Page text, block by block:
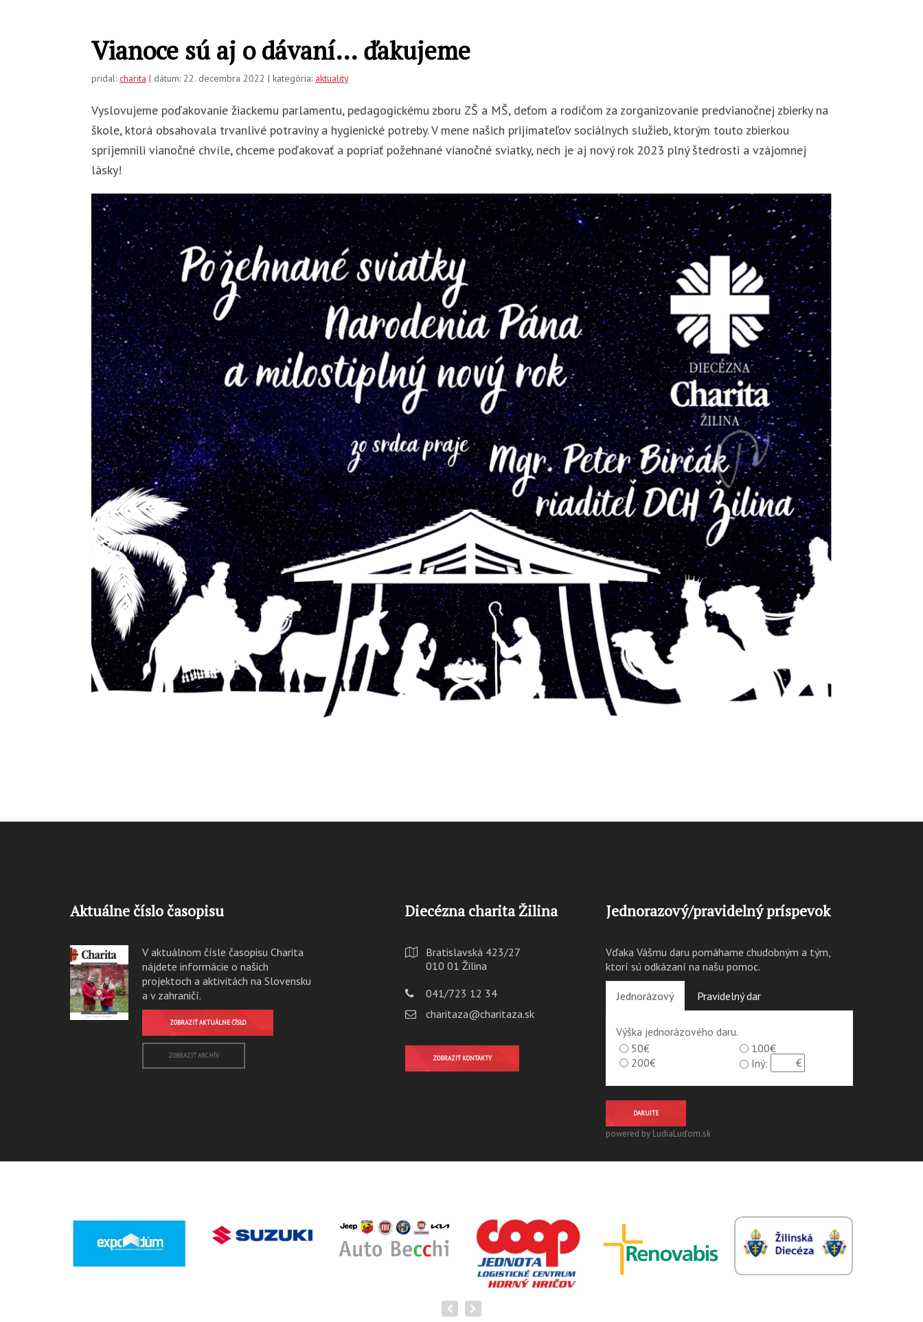
Vianoce sú aj o dávaní… ďakujeme
pridal: charita | dátum: 22. decembra 2022 | kategória: aktuality
Vyslovujeme poďakovanie žiackemu parlamentu, pedagogickému zboru ZŠ a MŠ, deťom a rodičom za zorganizovanie predvianočnej zbierky na
škole, ktorá obsahovala trvanlivé potraviny a hygienické potreby. V mene našich prijímateľov sociálnych služieb, ktorým touto zbierkou
spríjemnili vianočné chvíle, chceme poďakovať a popriať požehnané vianočné sviatky, nech je aj nový rok 2023 plný štedrosti a vzájomnej
lásky!
Aktuálne číslo časopisu
V aktuálnom čísle časopisu Charita
nájdete informácie o našich
projektoch a aktivitách na Slovensku
a v zahraničí.
ZOBRAZIŤ AKTUÁLNE ČÍSLO
ZOBRAZIŤ ARCHÍV
Diecézna charita Žilina
Bratislavská 423/27
010 01 Žilina
041/723 12 34
charitaza@charitaza.sk
ZOBRAZIŤ KONTAKTY
Jednorazový/pravidelný príspevok
Vďaka Vášmu daru pomáhame chudobným a tým,
ktorí sú odkázaní na našu pomoc.
Jednorázový Pravidelný dar
Výška jednorázového daru.
50€
100€
200€
Iný:
DARUJTE
powered by LudiaLuďom.sk